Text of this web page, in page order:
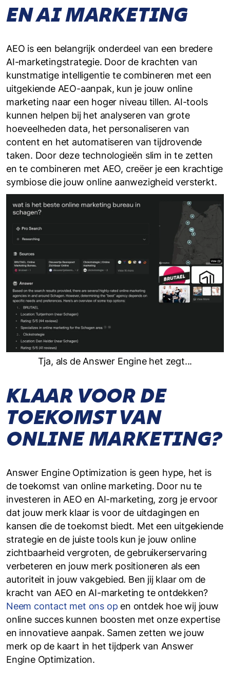
EN AI MARKETING
AEO is een belangrijk onderdeel van een bredere
AI-marketingstrategie. Door de krachten van
kunstmatige intelligentie te combineren met een
uitgekiende AEO-aanpak, kun je jouw online
marketing naar een hoger niveau tillen. AI-tools
kunnen helpen bij het analyseren van grote
hoeveelheden data, het personaliseren van
content en het automatiseren van tijdrovende
taken. Door deze technologieën slim in te zetten
en te combineren met AEO, creëer je een krachtige
symbiose die jouw online aanwezigheid versterkt.
Tja, als de Answer Engine het zegt...
KLAAR VOOR DE
TOEKOMST VAN
ONLINE MARKETING?
Answer Engine Optimization is geen hype, het is
de toekomst van online marketing. Door nu te
investeren in AEO en AI-marketing, zorg je ervoor
dat jouw merk klaar is voor de uitdagingen en
kansen die de toekomst biedt. Met een uitgekiende
strategie en de juiste tools kun je jouw online
zichtbaarheid vergroten, de gebruikerservaring
verbeteren en jouw merk positioneren als een
autoriteit in jouw vakgebied. Ben jij klaar om de
kracht van AEO en AI-marketing te ontdekken?
Neem contact met ons op en ontdek hoe wij jouw
online succes kunnen boosten met onze expertise
en innovatieve aanpak. Samen zetten we jouw
merk op de kaart in het tijdperk van Answer
Engine Optimization.